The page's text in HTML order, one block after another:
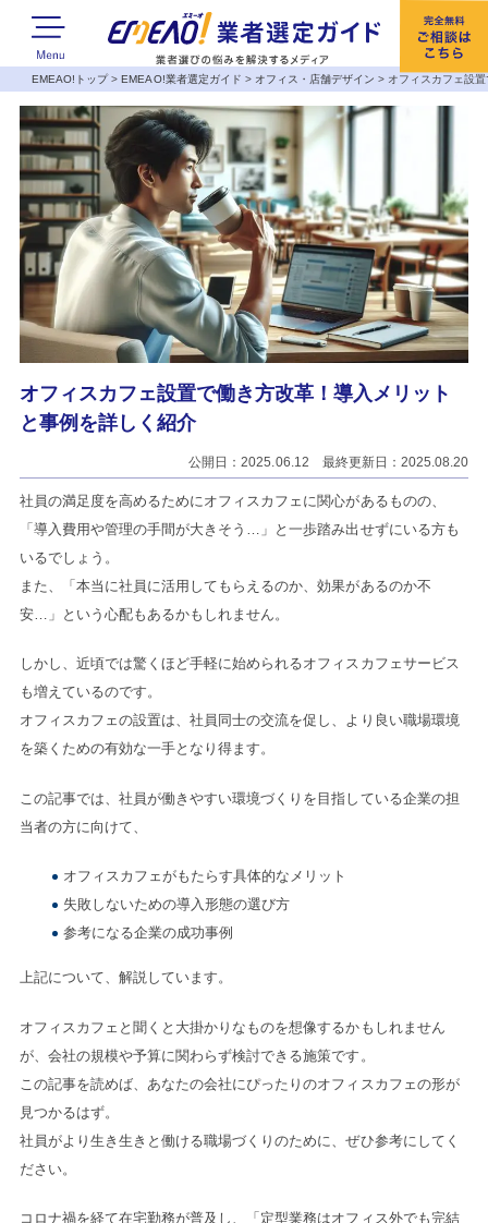
EMEAO!トップ>EMEAO!業者選定ガイド > オフィス・店舗デザイン > オフィスカフェ設
オフィスカフェ設置で働き方改革！導入メリット
と事例を詳しく紹介
公開日：2025.06.12 最終更新日：2025.08.20
社員の満足度を高めるためにオフィスカフェに関心があるものの、
「導入費用や管理の手間が大きそう…」と一歩踏み出せずにいる方も
いるでしょう。
また、「本当に社員に活用してもらえるのか、効果があるのか不
安…」という心配もあるかもしれません。
しかし、近頃では驚くほど手軽に始められるオフィスカフェサービス
も増えているのです。
オフィスカフェの設置は、社員同士の交流を促し、より良い職場環境
を築くための有効な一手となり得ます。
この記事では、社員が働きやすい環境づくりを目指している企業の担
当者の方に向けて、
オフィスカフェがもたらす具体的なメリット
失敗しないための導入形態の選び方
参考になる企業の成功事例
上記について、解説しています。
オフィスカフェと聞くと大掛かりなものを想像するかもしれません
が、会社の規模や予算に関わらず検討できる施策です。
この記事を読めば、あなたの会社にぴったりのオフィスカフェの形が
見つかるはず。
社員がより生き生きと働ける職場づくりのために、ぜひ参考にしてく
ださい。
コロナ禍を経て在宅勤務が普及し、「定型業務はオフィス外でも完結